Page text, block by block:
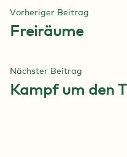
Vorheriger Beitrag
Freiräume
Nächster Beitrag
Beitrag:
Kampf um den